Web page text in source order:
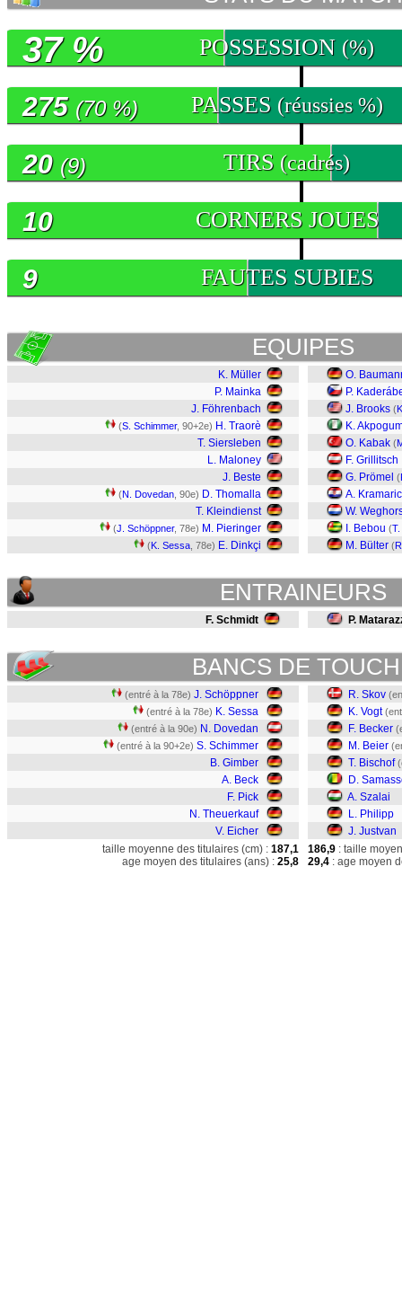
POSSESSION (%)
37 %
PASSES (réussies %)
275 (70 %)
TIRS (cadrés)
20 (9)
CORNERS JOUES
10
FAUTES SUBIES
9
EQUIPES
K. Müller
P. Mainka
J. Föhrenbach
(S. Schimmer, 90+2e) H. Traorè
T. Siersleben
L. Maloney
J. Beste
(N. Dovedan , 90e) D. Thomalla
T. Kleindienst
(J. Schöppner, 78e) M. Pieringer
(K. Sessa , 78e) E. Dinkçi
O.
P.
J. Brooks (
K.
O. Kabak (
F. Grillitsch
G. Prömel (
A. Kramaric
W.
I. Bebou (
M. Bülter (
ENTRAINEURS
F. Schmidt P.
BANCS DE
(entré à la 78e) J. Schöppner
(entré à la 78e) K. Sessa
(entré à la 90e) N. Dovedan
(entré à la 90+2e) S. Schimmer
B. Gimber
A. Beck
F. Pick
N. Theuerkauf
V. Eicher
R. Skov
K. Vogt
F. Becker
M. Beier
T. Bischof
D.
A. Szalai
L. Philipp
J. Justvan
taille moyenne des titulaires (cm) : 187,1
age moyen des titulaires (ans) : 25,8
186,9 : taille
29,4 : age moyen